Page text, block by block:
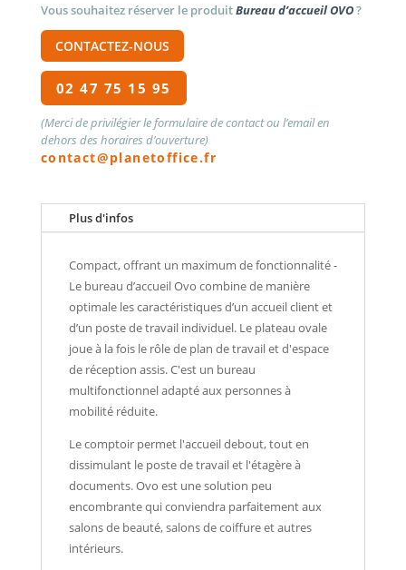
Vous souhaitez réserver le produitBureau d’accueil OVO?
CONTACTEZ-NOUS
02 47 75 15 95
(Merci de privilégier le formulaire de contact ou l’email en
dehors des horaires d’ouverture)
contact@planetoffice.fr
Plus d'infos
Compact, offrant un maximum de fonctionnalité -
Le bureau d’accueil Ovo combine de manière
optimale les caractéristiques d’un accueil client et
d’un poste de travail individuel. Le plateau ovale
joue à la fois le rôle de plan de travail et d'espace
de réception assis. C'est un bureau
multifonctionnel adapté aux personnes à
mobilité réduite.
Le comptoir permet l'accueil debout, tout en
dissimulant le poste de travail et l'étagère à
documents. Ovo est une solution peu
encombrante qui conviendra parfaitement aux
salons de beauté, salons de coiffure et autres
intérieurs.